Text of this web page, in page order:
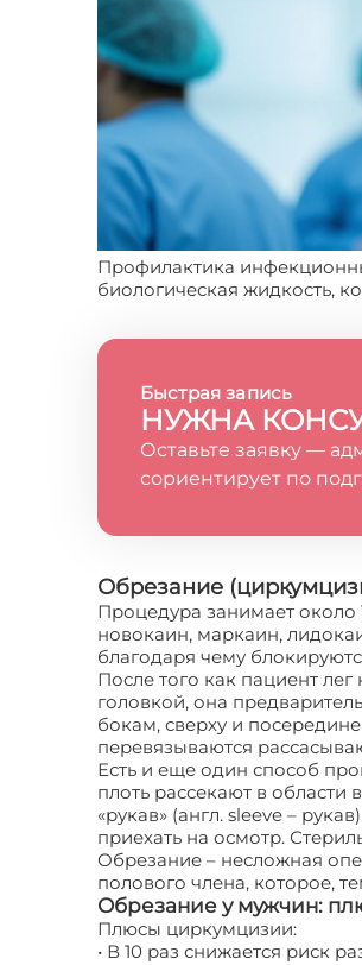
Профилактика
биологическая жидкость,
Быстрая запись
НУЖНА
Оставьте заявку —
сориентирует по
Обрезание
Процедура занимает около
новокаин, маркаин,
благодаря чему
После того как пациент
головкой, она
бокам, сверху и
перевязываются
Есть и еще один способ
плоть рассекают в области
«рукав» (англ. sleeve –
приехать на осмотр.
Обрезание – несложная
полового члена, которое,
Обрезание у мужчин:
Плюсы циркумцизии:
• В 10 раз снижается риск